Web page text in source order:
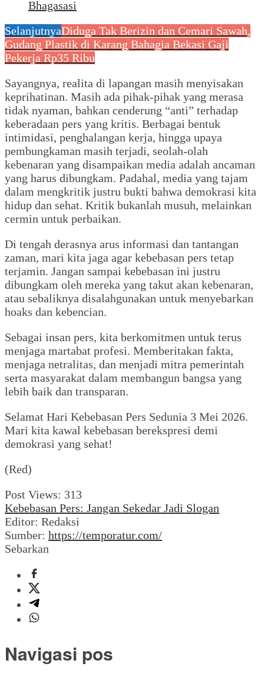
Bhagasasi
SelanjutnyaDiduga Tak Berizin dan Cemari Sawah,
Gudang Plastik di Karang Bahagia Bekasi Gaji
Pekerja Rp35 Ribu
Sayangnya, realita di lapangan masih menyisakan
keprihatinan. Masih ada pihak-pihak yang merasa
tidak nyaman, bahkan cenderung “anti” terhadap
keberadaan pers yang kritis. Berbagai bentuk
intimidasi, penghalangan kerja, hingga upaya
pembungkaman masih terjadi, seolah-olah
kebenaran yang disampaikan media adalah ancaman
yang harus dibungkam. Padahal, media yang tajam
dalam mengkritik justru bukti bahwa demokrasi kita
hidup dan sehat. Kritik bukanlah musuh, melainkan
cermin untuk perbaikan.
Di tengah derasnya arus informasi dan tantangan
zaman, mari kita jaga agar kebebasan pers tetap
terjamin. Jangan sampai kebebasan ini justru
dibungkam oleh mereka yang takut akan kebenaran,
atau sebaliknya disalahgunakan untuk menyebarkan
hoaks dan kebencian.
Sebagai insan pers, kita berkomitmen untuk terus
menjaga martabat profesi. Memberitakan fakta,
menjaga netralitas, dan menjadi mitra pemerintah
serta masyarakat dalam membangun bangsa yang
lebih baik dan transparan.
Selamat Hari Kebebasan Pers Sedunia 3 Mei 2026.
Mari kita kawal kebebasan berekspresi demi
demokrasi yang sehat!
(Red)
Post Views: 313
Kebebasan Pers: Jangan Sekedar Jadi Slogan
Editor: Redaksi
Sumber: https://temporatur.com/
Sebarkan
Navigasi pos